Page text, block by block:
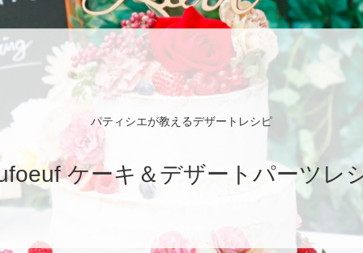
パティシエが教えるデザートレシピ
ケーキ＆デザートパーツレ